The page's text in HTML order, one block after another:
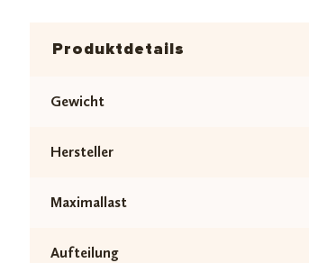
Produktdetails
Gewicht
Hersteller
Maximallast
Aufteilung